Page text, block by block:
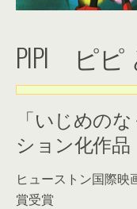
PIPI ピピ
「いじめの
ション化作品
ヒューストン国際映
賞受賞